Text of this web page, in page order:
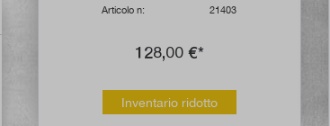
Articolo n: 21403
128,00 €*
Inventario ridotto